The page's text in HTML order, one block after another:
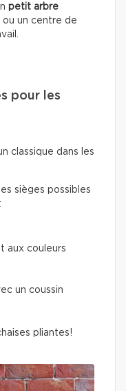
petit arbre
ou un centre de
pour les
classique dans les
sièges possibles
aux couleurs
un coussin
pliantes!